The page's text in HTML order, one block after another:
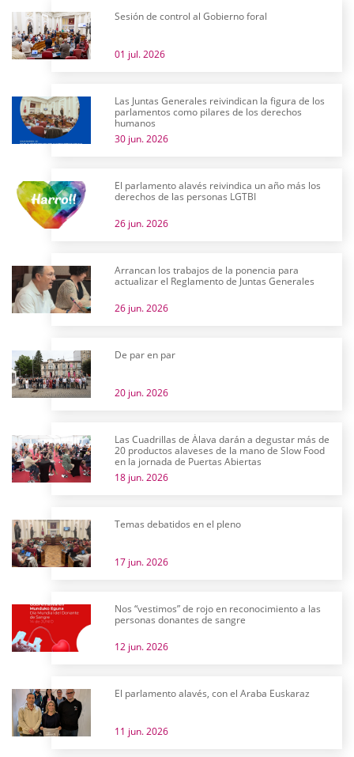
Sesión de control al Gobierno foral
01 jul. 2026
Las Juntas Generales reivindican la figura de los
parlamentos como pilares de los derechos
humanos
30 jun. 2026
El parlamento alavés reivindica un año más los
derechos de las personas LGTBI
26 jun. 2026
Arrancan los trabajos de la ponencia para
actualizar el Reglamento de Juntas Generales
26 jun. 2026
De par en par
20 jun. 2026
Las Cuadrillas de Álava darán a degustar más de
20 productos alaveses de la mano de Slow Food
en la jornada de Puertas Abiertas
18 jun. 2026
Temas debatidos en el pleno
17 jun. 2026
Nos “vestimos” de rojo en reconocimiento a las
personas donantes de sangre
12 jun. 2026
El parlamento alavés, con el Araba Euskaraz
11 jun. 2026